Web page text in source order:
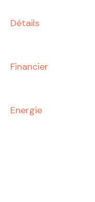
Détails
Financier
Energie